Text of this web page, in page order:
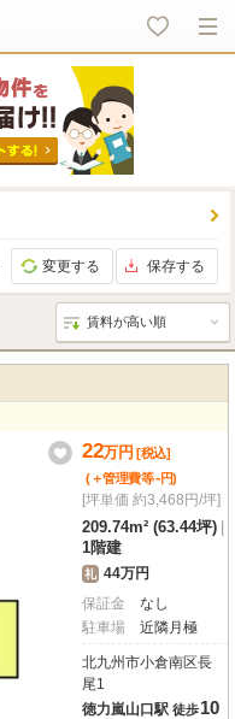
変更する 保存する
22万円 [税込]
(＋管理費等-円)
[坪単価 約3,468円/坪]
209.74m² (63.44坪)
1階建
礼 44万円
保証金
なし
駐車場
近隣月極
北九州市小倉南区長
尾1
徳力嵐山口駅 徒歩10